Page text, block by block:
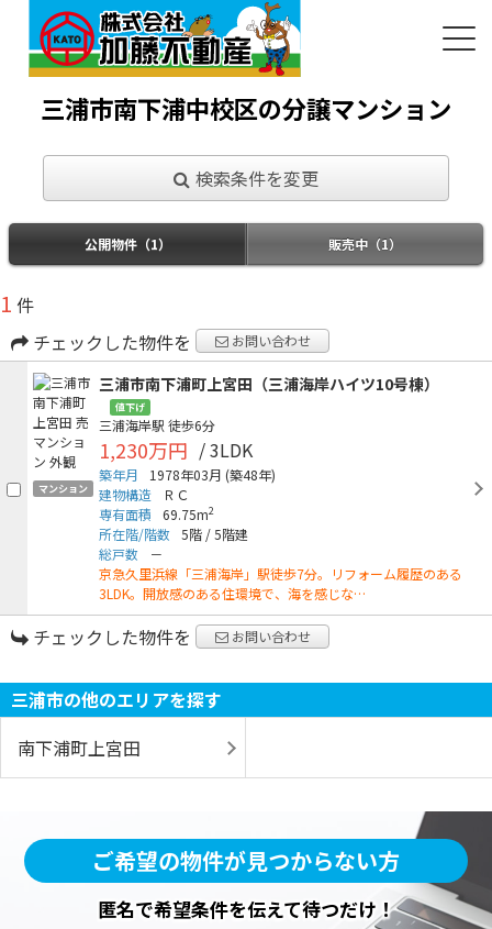
三浦市南下浦中校区の分譲マンション
検索条件を変更
公開物件（1） 販売中（1）
1 件
チェックした物件を
お問い合わせ
マンション
三浦市南下浦町上宮田（三浦海岸ハイツ10号棟）
値下げ
三浦海岸駅 徒歩6分
1,230万円 / 3LDK
築年月 1978年03月 (築48年)
建物構造
ＲＣ
専有面積
69.75m2
所在階/階数 5階 /5階建
総戸数
－
京急久里浜線「三浦海岸」駅徒歩7分。リフォーム履歴のある
3LDK。開放感のある住環境で、海を感じな…
チェックした物件を お問い合わせ
三浦市の他のエリアを探す
南下浦町上宮田
ご希望の物件が見つからない方
匿名で希望条件を伝えて待つだけ！